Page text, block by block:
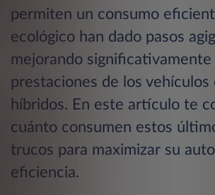
permiten un consumo
ecológico han dado pasos
mejorando significativamente
prestaciones de los
híbridos. En este artículo te
cuánto consumen estos
trucos para maximizar su
eficiencia.